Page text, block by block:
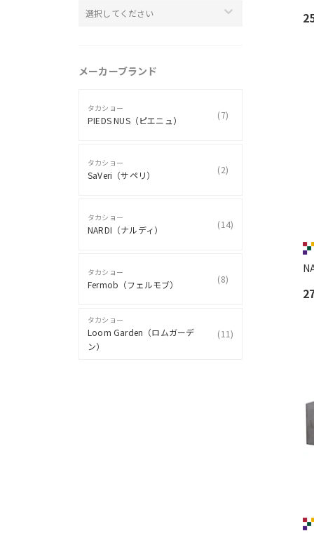
選択してください
メーカーブランド
タカショー
PIEDS NUS（ピエニュ） (7)
タカショー
SaVeri（サペリ） (2)
タカショー
NARDI（ナルディ） (14)
タカショー
Fermob（フェルモブ） (8)
タカショー
Loom Garden（ロムガーデ
ン）
(11)